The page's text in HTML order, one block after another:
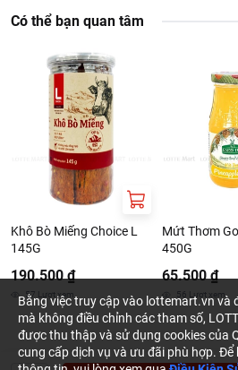
Có thể bạn quan tâm
Khô Bò Miếng Choice L
145G
190.500 ₫
57 Lượt xem
Mứt Thơm
450G
65.500 ₫
56 Lượt xem
Bằng việc truy cập vào lottemart.vn và
mà không điều chỉnh các tham số,
được thu thập và sử dụng cookies của
cung cấp dịch vụ và ưu đãi phù hợp. Để